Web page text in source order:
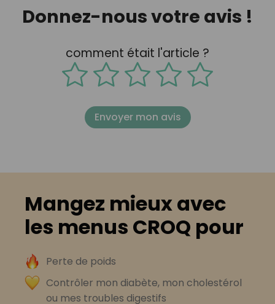
Donnez-nous votre avis !
comment était l'article ?
Envoyer mon avis
Mangez mieux avec
les menus CROQ pour
Perte de poids
Contrôler mon diabète, mon cholestérol
ou mes troubles digestifs